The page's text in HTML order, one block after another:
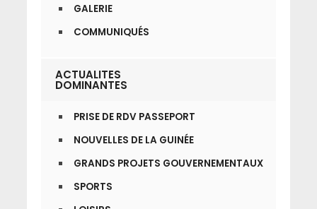
GALERIE
COMMUNIQUÉS
ACTUALITES
DOMINANTES
PRISE DE RDV PASSEPORT
NOUVELLES DE LA GUINÉE
GRANDS PROJETS GOUVERNEMENTAUX
SPORTS